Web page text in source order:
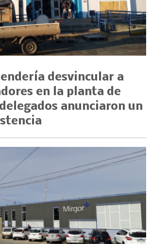
desvincular a
en la planta de
anunciaron un